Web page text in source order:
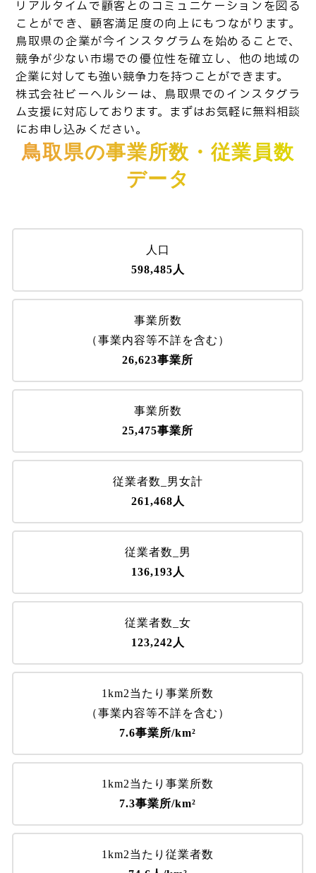
リアルタイムで顧客とのコミュニケーションを図る
ことができ、顧客満足度の向上にもつながります。
鳥取県の企業が今インスタグラムを始めることで、
競争が少ない市場での優位性を確立し、他の地域の
企業に対しても強い競争力を持つことができます。
株式会社ビーヘルシーは、鳥取県でのインスタグラ
ム支援に対応しております。まずはお気軽に無料相談
にお申し込みください。
鳥取県の事業所数・従業員数
データ
人口
598,485人
事業所数
（事業内容等不詳を含む）
26,623事業所
事業所数
25,475事業所
従業者数_男女計
261,468人
従業者数_男
136,193人
従業者数_女
123,242人
1km2当たり事業所数
（事業内容等不詳を含む）
7.6事業所/km²
1km2当たり事業所数
7.3事業所/km²
1km2当たり従業者数